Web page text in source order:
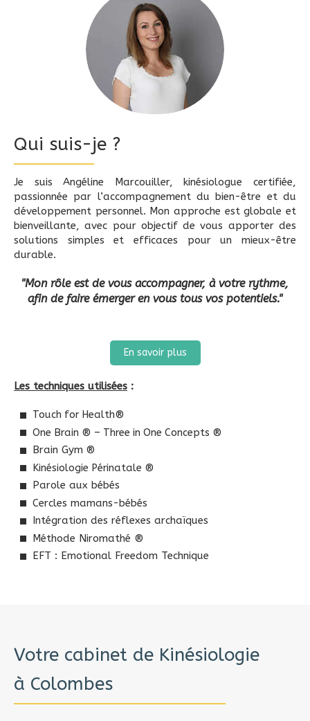
Qui suis-je ?
Je suis Angéline Marcouiller, kinésiologue certifiée,
passionnée par l’accompagnement du bien-être et du
développement personnel. Mon approche est globale et
bienveillante, avec pour objectif de vous apporter des
solutions simples et efficaces pour un mieux-être
durable.
"Mon rôle est de vous accompagner, à votre rythme,
afin de faire émerger en vous tous vos potentiels."
En savoir plus
Les techniques utilisées :
Touch for Health®
One Brain ® – Three in One Concepts ®
Brain Gym ®
Kinésiologie Périnatale ®
Parole aux bébés
Cercles mamans-bébés
Intégration des réflexes archaïques
Méthode Niromathé ®
EFT : Emotional Freedom Technique
Votre cabinet de Kinésiologie
à Colombes